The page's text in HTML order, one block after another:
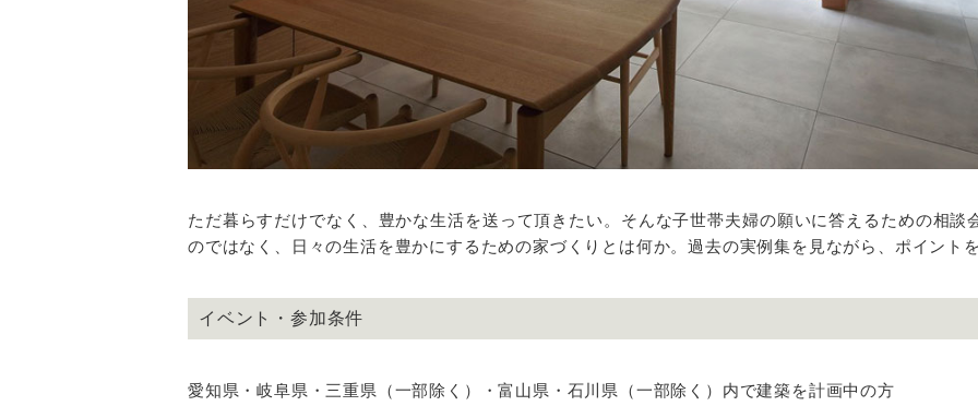
ただ暮らすだけでなく、豊かな生活を送って頂きたい。そんな子世帯夫婦の願いに答えるための相談
のではなく、日々の生活を豊かにするための家づくりとは何か。過去の実例集を見ながら、ポイント
イベント・参加条件
愛知県・岐阜県・三重県（一部除く）・富山県・石川県（一部除く）内で建築を計画中の方